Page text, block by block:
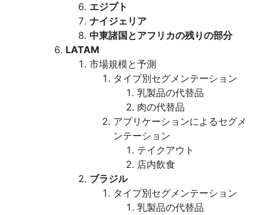
エジプト
ナイジェリア
中東諸国とアフリカの残りの部分
LATAM
市場規模と予測
タイプ別セグメンテーション
乳製品の代替品
肉の代替品
アプリケーションによるセグメ
ンテーション
テイクアウト
店内飲食
ブラジル
タイプ別セグメンテーション
乳製品の代替品